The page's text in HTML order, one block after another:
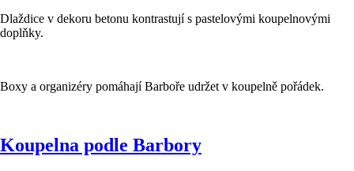
Dlaždice v dekoru betonu kontrastují s pastelovými koupelnovými
doplňky.
Boxy a organizéry pomáhají Barboře udržet v koupelně pořádek.
Koupelna podle Barbory